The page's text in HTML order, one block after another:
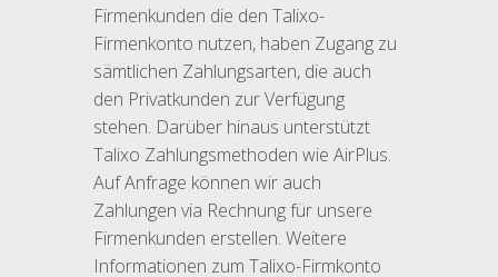
Firmenkunden die den Talixo-
Firmenkonto nutzen, haben Zugang zu
sämtlichen Zahlungsarten, die auch
den Privatkunden zur Verfügung
stehen. Darüber hinaus unterstützt
Talixo Zahlungsmethoden wie AirPlus.
Auf Anfrage können wir auch
Zahlungen via Rechnung für unsere
Firmenkunden erstellen. Weitere
Informationen zum Talixo-Firmkonto